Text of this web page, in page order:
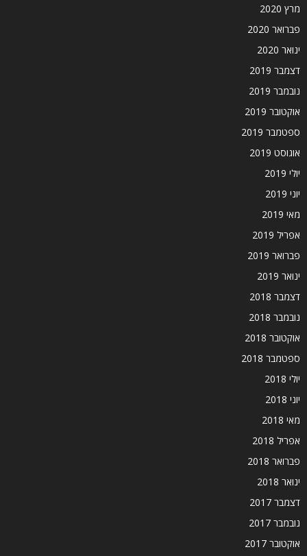
מרץ 2020
פברואר 2020
ינואר 2020
דצמבר 2019
נובמבר 2019
אוקטובר 2019
ספטמבר 2019
אוגוסט 2019
יולי 2019
יוני 2019
מאי 2019
אפריל 2019
פברואר 2019
ינואר 2019
דצמבר 2018
נובמבר 2018
אוקטובר 2018
ספטמבר 2018
יולי 2018
יוני 2018
מאי 2018
אפריל 2018
פברואר 2018
ינואר 2018
דצמבר 2017
נובמבר 2017
אוקטובר 2017